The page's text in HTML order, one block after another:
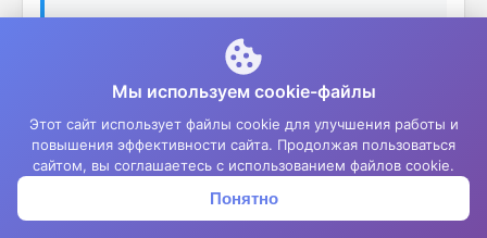
Войти
•Allex/Corolla Runx
E120 Hatchback 5d 1.5
E120 Hatchback 5d 1.8(2001-2006)
•Allion/Premio
T260 Sedan 1.5 (2007-2016)
(2007-2016)
T260 Sedan 1.8 4x4(2007-2016)
Мы используем cookie-файлы
Этот сайт использует файлы cookie для улучшения работы и
повышения эффективности сайта. Продолжая пользоваться
сайтом, вы соглашаетесь с использованием файлов cookie.
Понятно